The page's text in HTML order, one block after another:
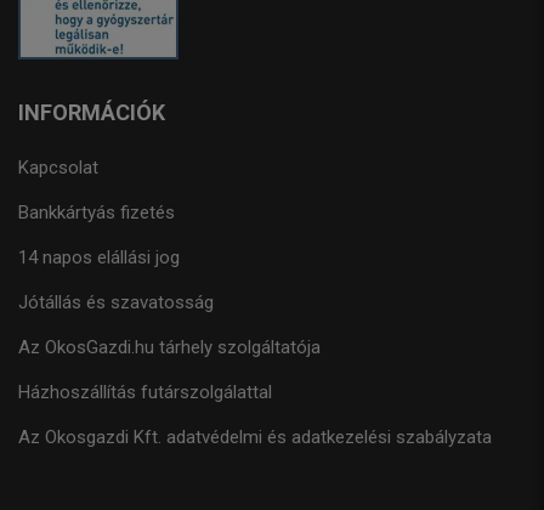
INFORMÁCIÓK
Kapcsolat
Bankkártyás fizetés
14 napos elállási jog
Jótállás és szavatosság
Az OkosGazdi.hu tárhely szolgáltatója
Házhoszállítás futárszolgálattal
Az Okosgazdi Kft. adatvédelmi és adatkezelési szabályzata